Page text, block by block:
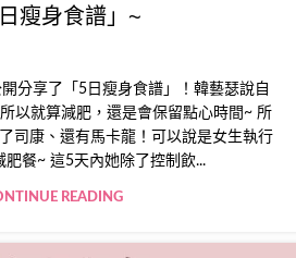
日瘦身食譜」~
分享了「5日瘦身食譜」！韓藝瑟說自
以就算減肥，還是會保留點心時間~ 所
司康、還有馬卡龍！可以說是女生執行
肥餐~ 這5天內她除了控制飲...
READING